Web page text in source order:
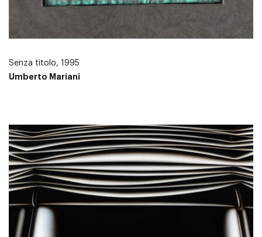
Senza titolo, 1995
Umberto Mariani